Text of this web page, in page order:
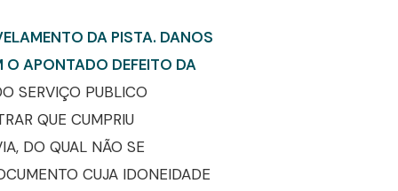
DA PISTA. DANOS
O APONTADO DEFEITO DA
SERVIÇO PUBLICO
QUE CUMPRIU
DO QUAL NÃO SE
CUJA IDONEIDADE